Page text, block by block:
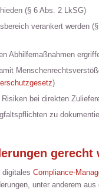
(§ 6 Abs. 2 LkSG)
verankert werden
Abhilfemaßnahmen
)
bei direkten
zu
gerecht
digitales Compliance-
unter anderem